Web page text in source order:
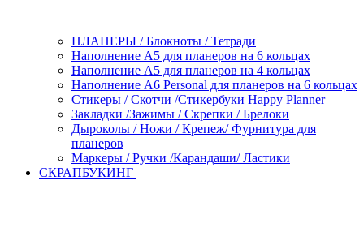
ПЛАНЕРЫ / Блокноты / Тетради
Наполнение А5 для планеров на 6 кольцах
Наполнение А5 для планеров на 4 кольцах
Наполнение А6 Personal для планеров на 6 кольцах
Стикеры / Скотчи /Стикербуки Happy Planner
Закладки /Зажимы / Скрепки / Брелоки
Дыроколы / Ножи / Крепеж/ Фурнитура для
планеров
Маркеры / Ручки /Карандаши/ Ластики
СКРАПБУКИНГ